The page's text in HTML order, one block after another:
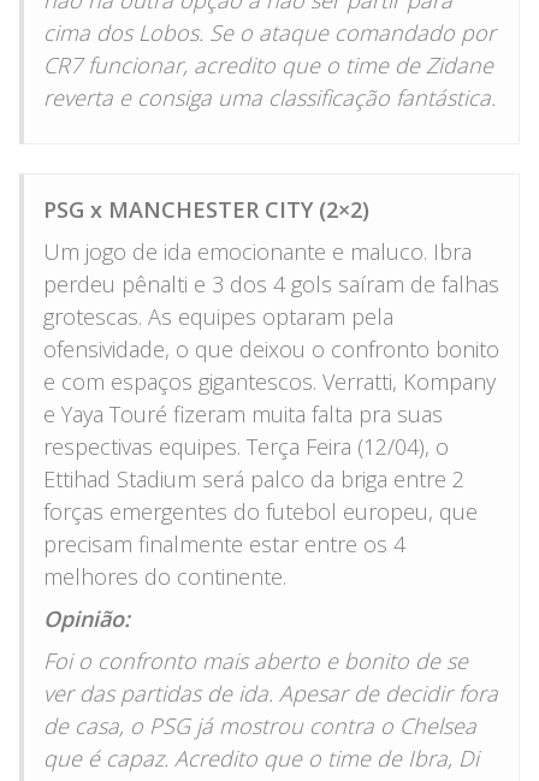
cima dos Lobos. Se o ataque comandado por
CR7 funcionar, acredito que o time de Zidane
reverta e consiga uma classificação fantástica.
PSG x MANCHESTER CITY (2×2)
Um jogo de ida emocionante e maluco. Ibra
perdeu pênalti e 3 dos 4 gols saíram de falhas
grotescas. As equipes optaram pela
ofensividade, o que deixou o confronto bonito
e com espaços gigantescos. Verratti, Kompany
e Yaya Touré fizeram muita falta pra suas
respectivas equipes. Terça Feira (12/04), o
Ettihad Stadium será palco da briga entre 2
forças emergentes do futebol europeu, que
precisam finalmente estar entre os 4
melhores do continente.
Opinião:
Foi o confronto mais aberto e bonito de se
ver das partidas de ida. Apesar de decidir fora
de casa, o PSG já mostrou contra o Chelsea
que é capaz. Acredito que o time de Ibra, Di